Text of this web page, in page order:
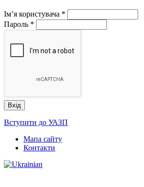
Ім’я користувача *
Пароль *
Вступити до УАЗП
Мапа сайту
Контакти